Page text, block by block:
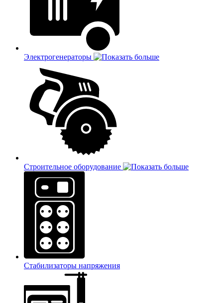
Электрогенераторы
Строительное оборудование
Стабилизаторы напряжения